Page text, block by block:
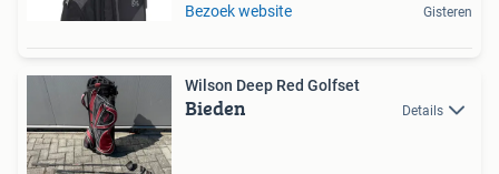
Bezoek website Gisteren
Wilson Deep Red Golfset
Bieden Details